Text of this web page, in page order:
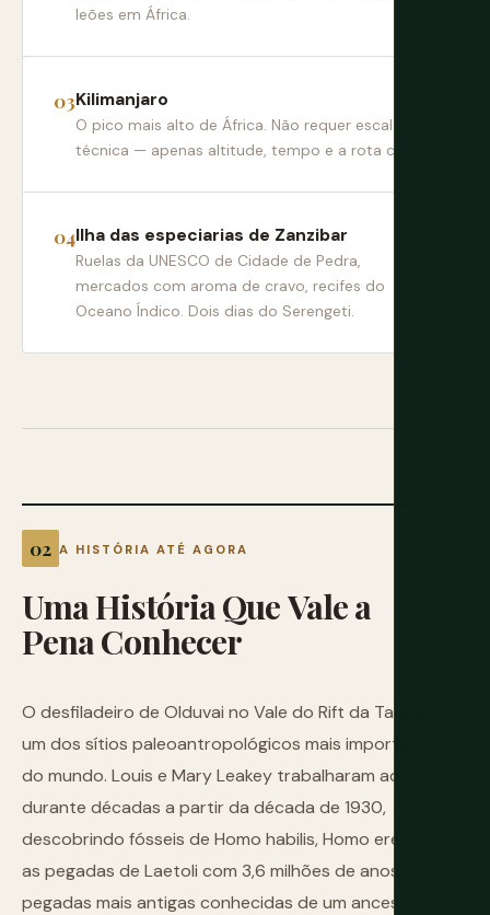
leões em África.
Kilimanjaro
O pico mais alto de África. Não requer escalada
técnica — apenas altitude, tempo e a rota certa.
Ilha das especiarias de Zanzibar
Ruelas da UNESCO de Cidade de Pedra,
mercados com aroma de cravo, recifes do
Oceano Índico. Dois dias do Serengeti.
A HISTÓRIA ATÉ AGORA
UmaHistóriaQueValea
PenaConhecer
O desfiladeiro de Olduvai no Vale do Rift da Tanzânia é
um dos sítios paleoantropológicos mais importantes
do mundo. Louis e Mary Leakey trabalharam aqui
durante décadas a partir da década de 1930,
descobrindo fósseis de Homo habilis, Homo erectus e
as pegadas de Laetoli com 3,6 milhões de anos — as
pegadas mais antigas conhecidas de um ancestral